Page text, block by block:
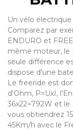
Un vélo
Comparez par
ENDURO et
même moteur, le
seule différence
dispose d'une
Le freeride est
d'Ohm, P=UxI,
36x22=792W et le
vous obtiendrez
45Km/h avec le